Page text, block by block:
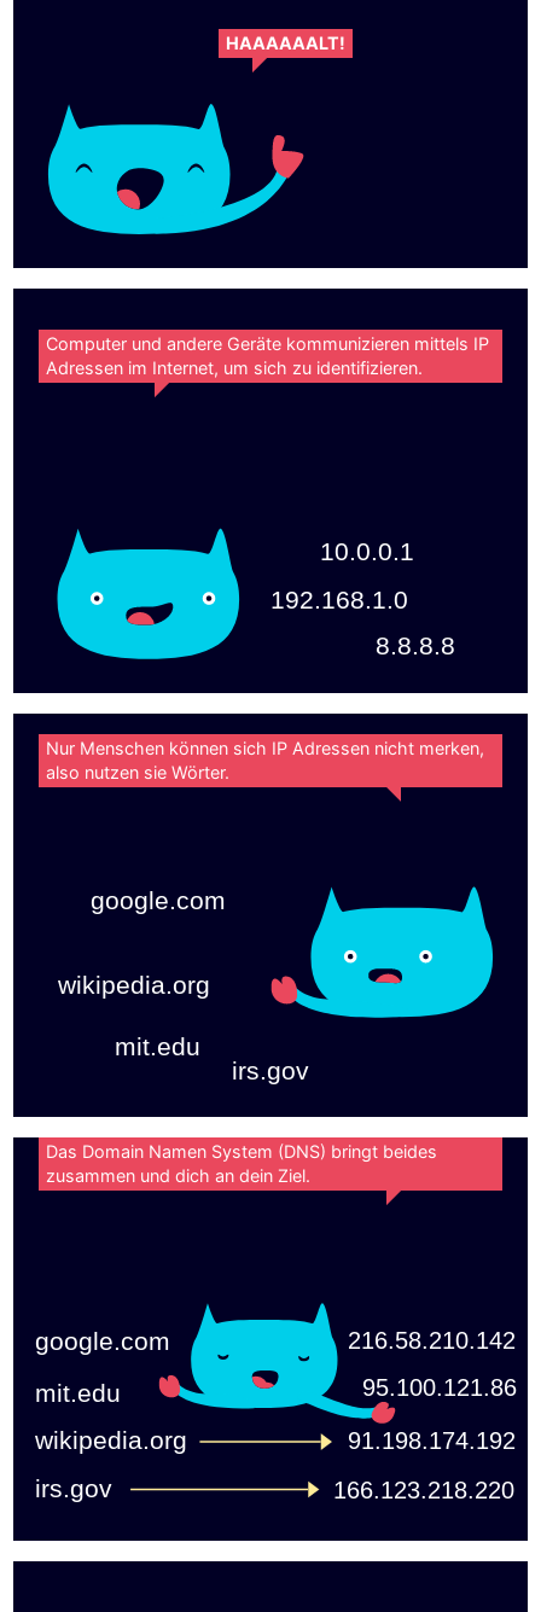
HAAAAAALT!
10.0.0.1
192.168.1.0
8.8.8.8
Computer und andere Geräte kommunizieren mittels IP
Adressen im Internet, um sich zu identifizieren.
google.com
irs.gov
mit.edu
wikipedia.org
Nur Menschen können sich IP Adressen nicht merken,
also nutzen sie Wörter.
google.com 216.58.210.142
95.100.121.86
91.198.174.192
166.123.218.220
irs.gov
mit.edu
wikipedia.org
Das Domain Namen System (DNS) bringt beides
zusammen und dich an dein Ziel.